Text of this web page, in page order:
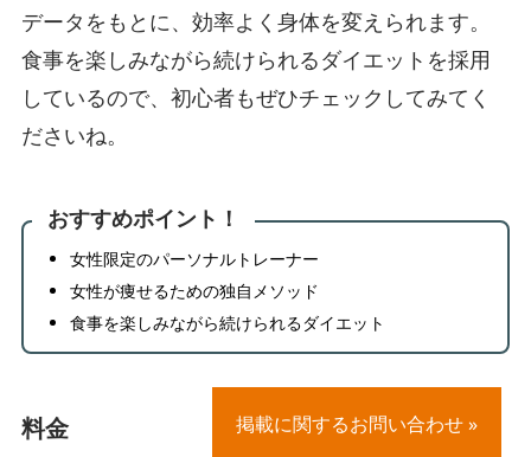
データをもとに、効率よく身体を変えられます。
食事を楽しみながら続けられるダイエットを採用
しているので、初心者もぜひチェックしてみてく
ださいね。
おすすめポイント！
女性限定のパーソナルトレーナー
女性が痩せるための独自メソッド
食事を楽しみながら続けられるダイエット
料金 掲載に関するお問い合わせ »